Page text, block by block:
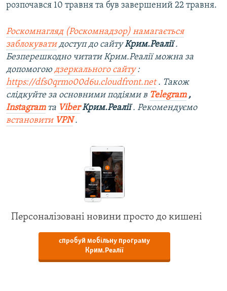
розпочався 10 травня та був завершений 22 травня.
Роскомнагляд (Роскомнадзор) намагається
заблокуватидоступ до сайтуКрим.Реалії.
Безперешкодно читати Крим.Реалії можна за
допомогою дзеркального сайту:
https://dfs0qrmo00d6u.cloudfront.net. Також
слідкуйте за основними подіями в Telegram,
Instagramта ViberКрим.Реалії. Рекомендуємо
встановити VPN.
Персоналізовані новини просто до кишені
спробуй мобільну програму
Крим.Реалії